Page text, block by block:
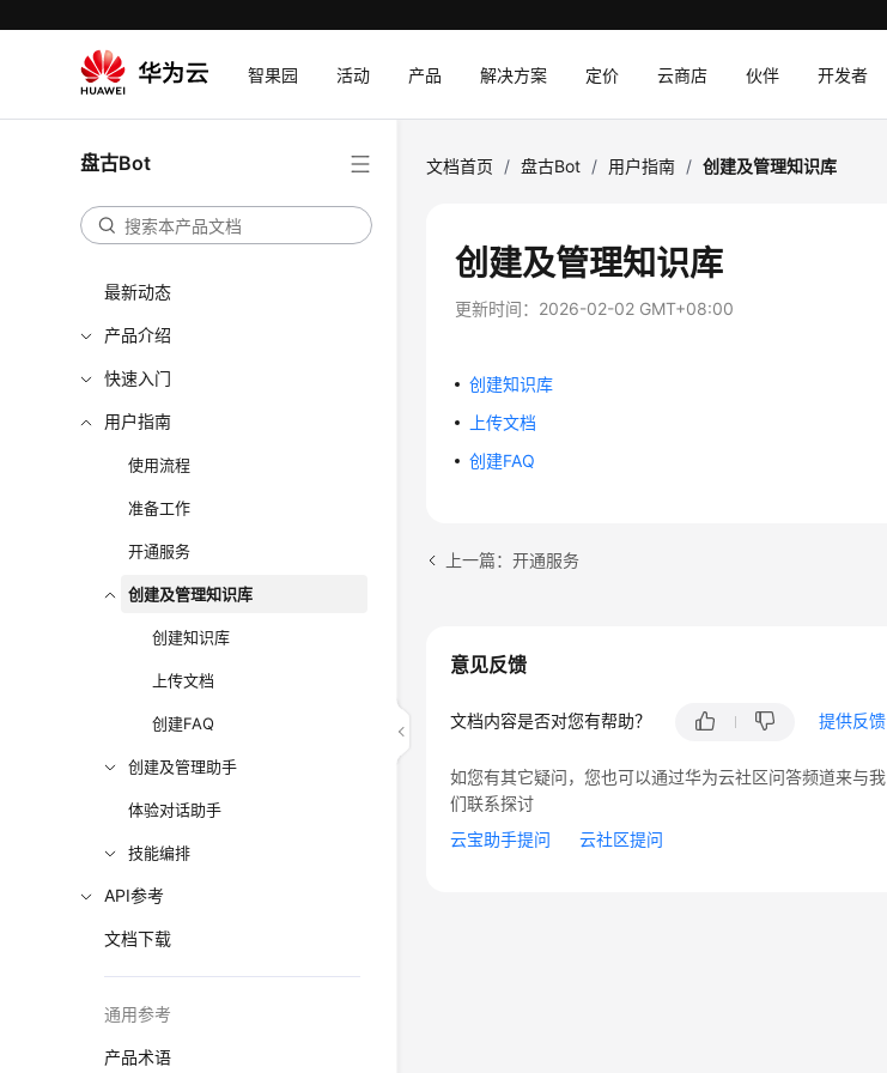
智果园 活动 产品 解决方案 定价 云商店 伙伴 开发者
盘古Bot
最新动态
产品介绍
快速入门
用户指南
使用流程
准备工作
开通服务
创建及管理知识库
创建知识库
上传文档
创建FAQ
创建及管理助手
体验对话助手
技能编排
API参考
文档下载
通用参考
产品术语
文档首页 / 盘古Bot / 用户指南 / 创建及管理知识库
创建及管理知识库
更新时间： 2026-02-02 GMT+08:00
创建知识库
上传文档
创建FAQ
上一篇：开通服务
意见反馈
文档内容是否对您有帮助？ 提供反馈
如您有其它疑问，您也可以通过华为云社区问答频道来与我
们联系探讨
云宝助手提问
云社区提问